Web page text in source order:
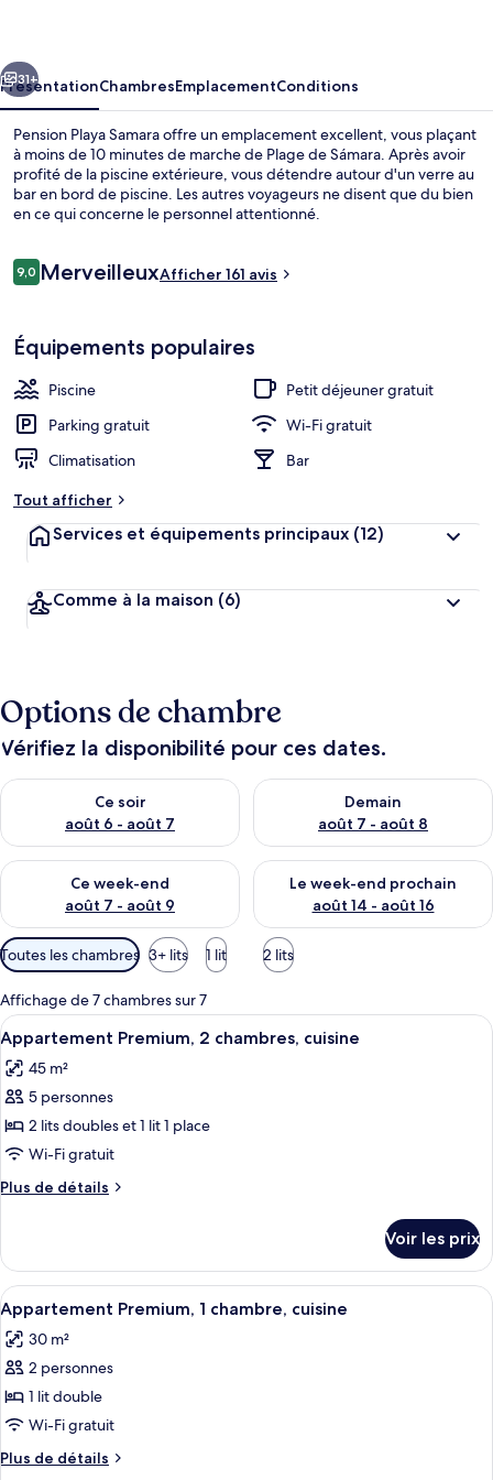
Suivant
31+
PrésentationChambresEmplacementConditions
Pension Playa Samara offre un emplacement excellent, vous plaçant
à moins de 10 minutes de marche de Plage de Sámara. Après avoir
profité de la piscine extérieure, vous détendre autour d'un verre au
bar en bord de piscine. Les autres voyageurs ne disent que du bien
en ce qui concerne le personnel attentionné.
Avis
voyageurs
9,09,0 sur 10
MerveilleuxAfficher 161 avis
Équipements populaires
Piscine
Petit déjeuner gratuit
Parking gratuit
Wi-Fi gratuit
Climatisation
Bar
Tout afficher
Services et équipements principaux (12)
Comme à la maison (6)
Options de chambre
Vérifiez la disponibilité pour ces dates.
Ce soir
août 6 - août 7
Vérifier la disponibilité pour ce soir août 6 - août 7
Demain
août 7 - août 8
Vérifier la disponibilité pour
Ce week-end
août 7 - août 9
Vérifier la disponibilité pour ce week-end août 7 - août 9
Le week-end prochain
août 14 - août 16
Vérifier la disponibilité pour
Filtres
disponibles
pour
les
chambres
Toutes les chambres 3+ lits 1 lit 2 lits
Affichage de 7 chambres sur 7
Afficher
toutes
les
photos
pour
ce
type
de
Appartement
Premium,
2
chambres,
cuisine
Appartement Premium, 2 chambres,
4
Appartement Premium, 2 chambres, cuisine
45 m²
5 personnes
2 lits doubles et 1 lit 1 place
Wi-Fi gratuit
Plus de détails
Plus
le
type
de
chambre
Appartement
Premium,
chambres,
cuisine
Voir les prix
Afficher
toutes
les
photos
pour
ce
type
de
Appartement Premium, 1 chambre,
3
Appartement Premium, 1 chambre, cuisine
30 m²
2 personnes
1 lit double
Wi-Fi gratuit
Plus de détails
Plus